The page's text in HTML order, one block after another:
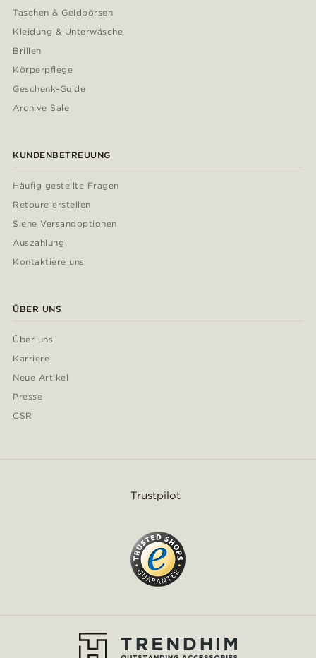
Taschen & Geldbörsen
Kleidung & Unterwäsche
Brillen
Körperpflege
Geschenk-Guide
Archive Sale
KUNDENBETREUUNG
Häufig gestellte Fragen
Retoure erstellen
Siehe Versandoptionen
Auszahlung
Kontaktiere uns
ÜBER UNS
Über uns
Karriere
Neue Artikel
Presse
CSR
Trustpilot